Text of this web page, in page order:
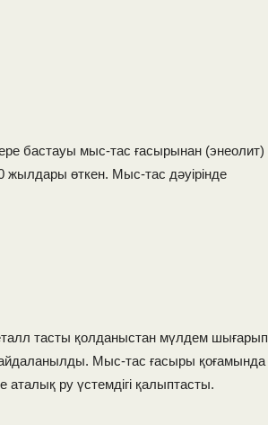
бастауы мыс-тас ғасырынан (энеолит)
өткен. Мыс-тас дәуірінде
тасты қолданыстан мүлдем шығарып
пайдаланылды. Мыс-тас ғасыры қоғамында
аталық ру үстемдігі қалыптасты.